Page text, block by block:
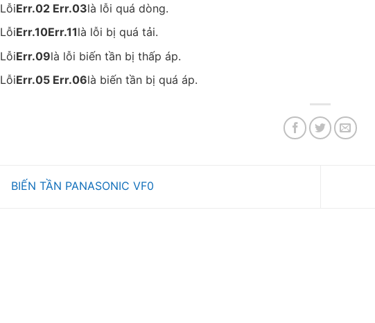
LỗiErr.02 Err.03là lỗi quá dòng.
LỗiErr.10Err.11là lỗi bị quá tải.
LỗiErr.09là lỗi biến tần bị thấp áp.
LỗiErr.05 Err.06là biến tần bị quá áp.
BIẾN TẦN PANASONIC VF0